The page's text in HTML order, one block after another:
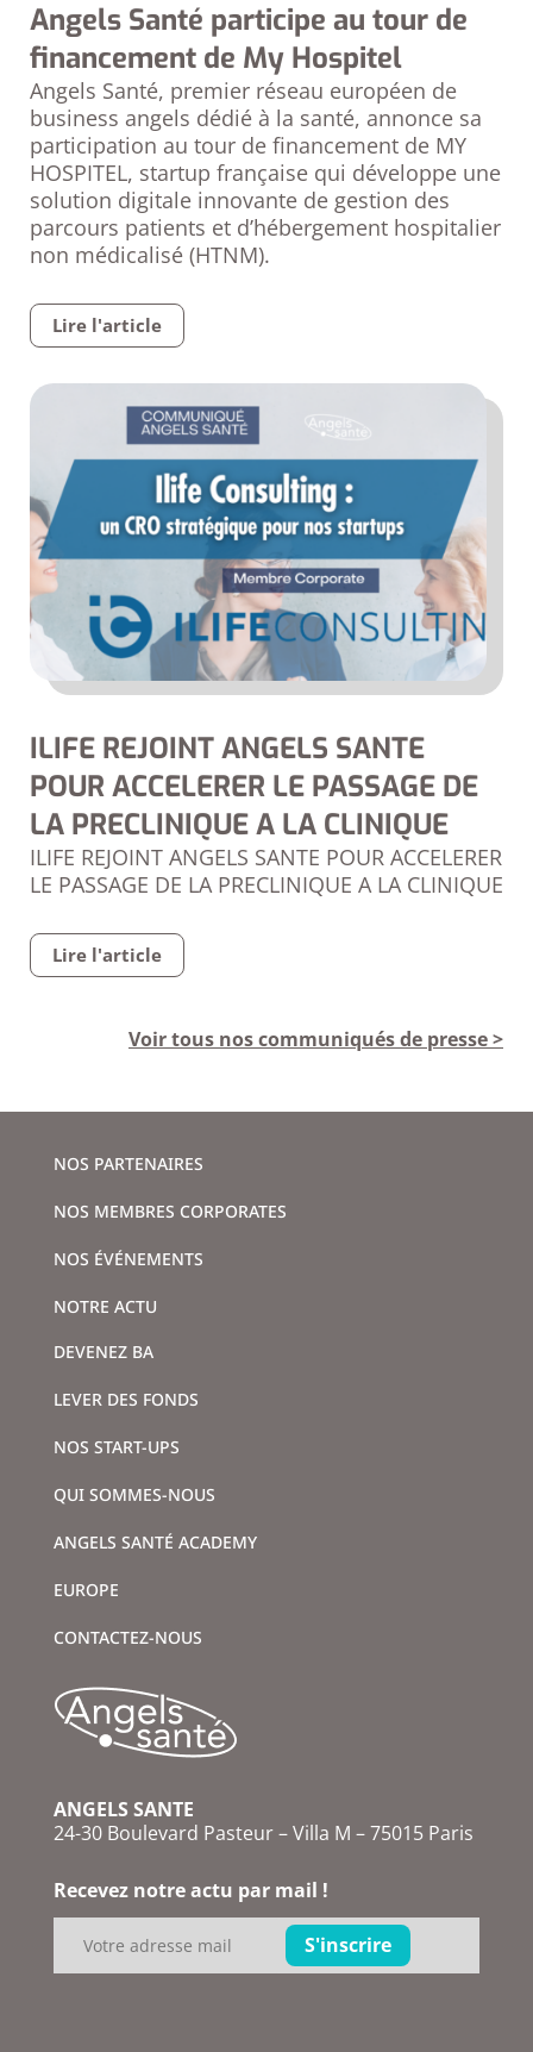
Angels Santé participe au tour de
financement de My Hospitel
Angels Santé, premier réseau européen de
business angels dédié à la santé, annonce sa
participation au tour de financement de MY
HOSPITEL, startup française qui développe une
solution digitale innovante de gestion des
parcours patients et d’hébergement hospitalier
non médicalisé (HTNM).
Lire l'article
ILIFE REJOINT ANGELS SANTE
POUR ACCELERER LE PASSAGE DE
LA PRECLINIQUE A LA CLINIQUE
ILIFE REJOINT ANGELS SANTE POUR ACCELERER
LE PASSAGE DE LA PRECLINIQUE A LA CLINIQUE
Lire l'article
Voir tous nos communiqués de presse >
NOS PARTENAIRES
NOS MEMBRES CORPORATES
NOS ÉVÉNEMENTS
NOTRE ACTU
DEVENEZ BA
LEVER DES FONDS
NOS START-UPS
QUI SOMMES-NOUS
ANGELS SANTÉ ACADEMY
EUROPE
CONTACTEZ-NOUS
ANGELS SANTE
24-30 Boulevard Pasteur – Villa M – 75015 Paris
Recevez notre actu par mail !